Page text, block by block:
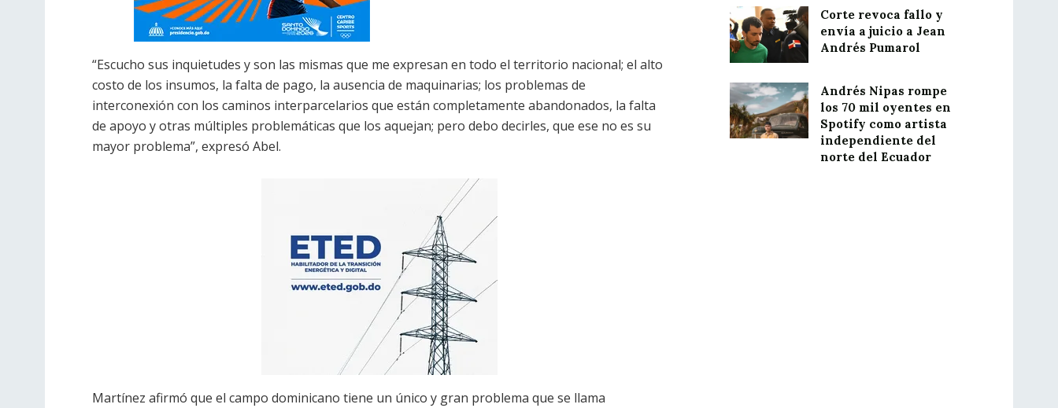
“Escucho sus inquietudes y son las mismas que me expresan en todo el territorio nacional; el alto
costo de los insumos, la falta de pago, la ausencia de maquinarias; los problemas de
interconexión con los caminos interparcelarios que están completamente abandonados, la falta
de apoyo y otras múltiples problemáticas que los aquejan; pero debo decirles, que ese no es su
mayor problema”, expresó Abel.
Martínez afirmó que el campo dominicano tiene un único y gran problema que se llama
Corte revoca fallo y
envía a juicio a Jean
Andrés Pumarol
Andrés Nipas rompe
los 70 mil oyentes en
Spotify como artista
independiente del
norte del Ecuador